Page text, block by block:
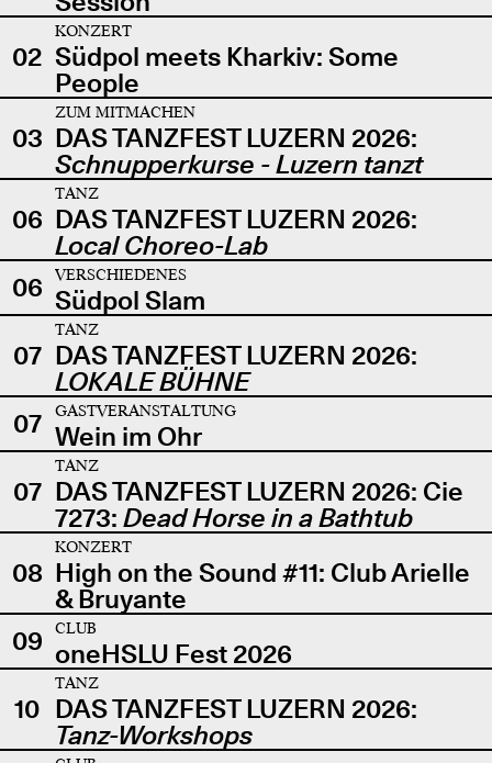
02
KONZERT
Südpol meets Kharkiv: Some
People
03
ZUM MITMACHEN
DAS TANZFEST LUZERN 2026:
Schnupperkurse - Luzern tanzt
06
TANZ
DAS TANZFEST LUZERN 2026:
Local Choreo-Lab
06
VERSCHIEDENES
Südpol Slam
07
TANZ
DAS TANZFEST LUZERN 2026:
LOKALE BÜHNE
07
GASTVERANSTALTUNG
Wein im Ohr
07
TANZ
DAS TANZFEST LUZERN 2026: Cie
7273: Dead Horse in a Bathtub
08
KONZERT
High on the Sound #11: Club Arielle
& Bruyante
09
CLUB
oneHSLU Fest 2026
10
TANZ
DAS TANZFEST LUZERN 2026:
Tanz-Workshops